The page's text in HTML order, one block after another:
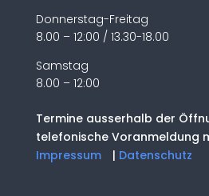
Donnerstag-Freitag
8.00 – 12:00 / 13.30-18.00
Samstag
8.00 – 12:00
Termine ausserhalb der
telefonische Voranmeldung
Impressum
| Datenschutz